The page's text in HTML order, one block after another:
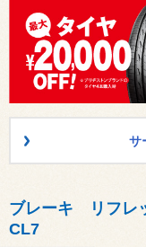
サ
ブレーキ リフレ
CL7